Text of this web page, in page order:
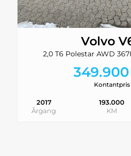
Volvo
2,0 T6 Polestar AWD
Kontantpris
2017
Årgang
193.000
KM